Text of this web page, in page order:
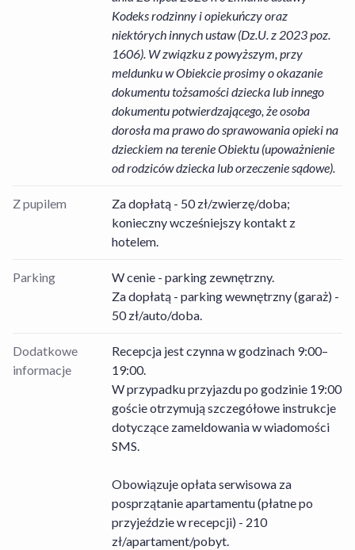
Kodeks rodzinny i opiekuńczy oraz
niektórych innych ustaw (Dz.U. z 2023 poz.
1606). W związku z powyższym, przy
meldunku w Obiekcie prosimy o okazanie
dokumentu tożsamości dziecka lub innego
dokumentu potwierdzającego, że osoba
dorosła ma prawo do sprawowania opieki na
dzieckiem na terenie Obiektu (upoważnienie
od rodziców dziecka lub orzeczenie sądowe).
Z pupilem
Za dopłatą - 50 zł/zwierzę/doba;
konieczny wcześniejszy kontakt z
hotelem.
Parking
W cenie - parking zewnętrzny.
Za dopłatą - parking wewnętrzny (garaż) -
50 zł/auto/doba.
Dodatkowe
informacje
Recepcja jest czynna w godzinach 9:00–
19:00.
W przypadku przyjazdu po godzinie 19:00
goście otrzymują szczegółowe instrukcje
dotyczące zameldowania w wiadomości
SMS.
Obowiązuje opłata serwisowa za
posprzątanie apartamentu (płatne po
przyjeździe w recepcji) - 210
zł/apartament/pobyt.